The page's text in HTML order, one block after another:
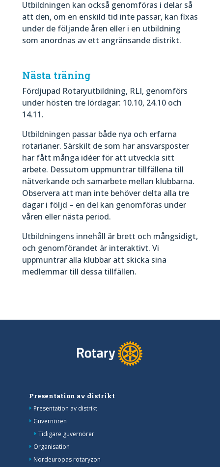
Utbildningen kan också genomföras i delar så
att den, om en enskild tid inte passar, kan fixas
under de följande åren eller i en utbildning
som anordnas av ett angränsande distrikt.
Nästa träning
Fördjupad Rotaryutbildning, RLI, genomförs
under hösten tre lördagar: 10.10, 24.10 och
14.11.
Utbildningen passar både nya och erfarna
rotarianer. Särskilt de som har ansvarsposter
har fått många idéer för att utveckla sitt
arbete. Dessutom uppmuntrar tillfällena till
nätverkande och samarbete mellan klubbarna.
Observera att man inte behöver delta alla tre
dagar i följd – en del kan genomföras under
våren eller nästa period.
Utbildningens innehåll är brett och mångsidigt,
och genomförandet är interaktivt. Vi
uppmuntrar alla klubbar att skicka sina
medlemmar till dessa tillfällen.
Presentation av distrikt
Presentation av distrikt
Guvernören
Tidigare guvernörer
Organisation
Nordeuropas rotaryzon